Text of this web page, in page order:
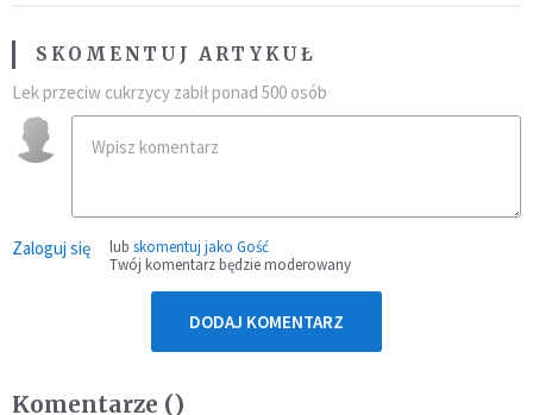
SKOMENTUJ ARTYKUŁ
Lek przeciw cukrzycy zabił ponad 500 osób
Zaloguj się lub skomentuj jako Gość
Twój komentarz będzie moderowany
DODAJ KOMENTARZ
Komentarze ()